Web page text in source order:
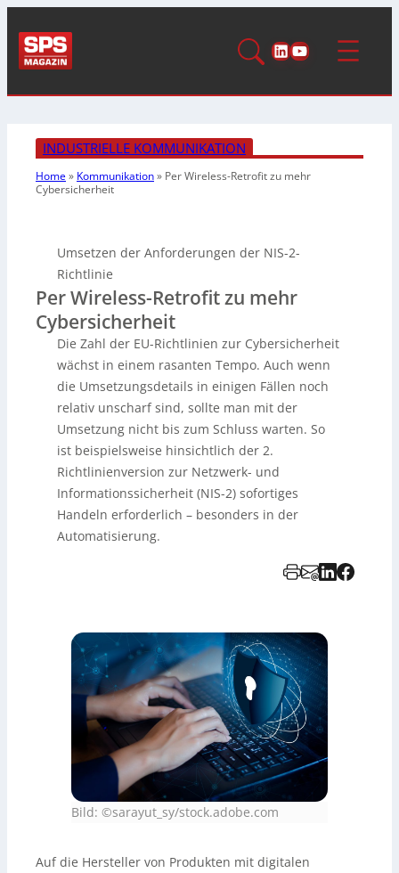
LinkedIn
YouTube
INDUSTRIELLE KOMMUNIKATION
Home» Kommunikation» Per Wireless-Retrofit zu mehr
Cybersicherheit
Umsetzen der Anforderungen der NIS-2-
Richtlinie
Per Wireless-Retrofit zu mehr
Cybersicherheit
Die Zahl der EU-Richtlinien zur Cybersicherheit
wächst in einem rasanten Tempo. Auch wenn
die Umsetzungsdetails in einigen Fällen noch
relativ unscharf sind, sollte man mit der
Umsetzung nicht bis zum Schluss warten. So
ist beispielsweise hinsichtlich der 2.
Richtlinienversion zur Netzwerk- und
Informationssicherheit (NIS-2) sofortiges
Handeln erforderlich – besonders in der
Automatisierung.
Bild: ©sarayut_sy/stock.adobe.com
Auf die Hersteller von Produkten mit digitalen